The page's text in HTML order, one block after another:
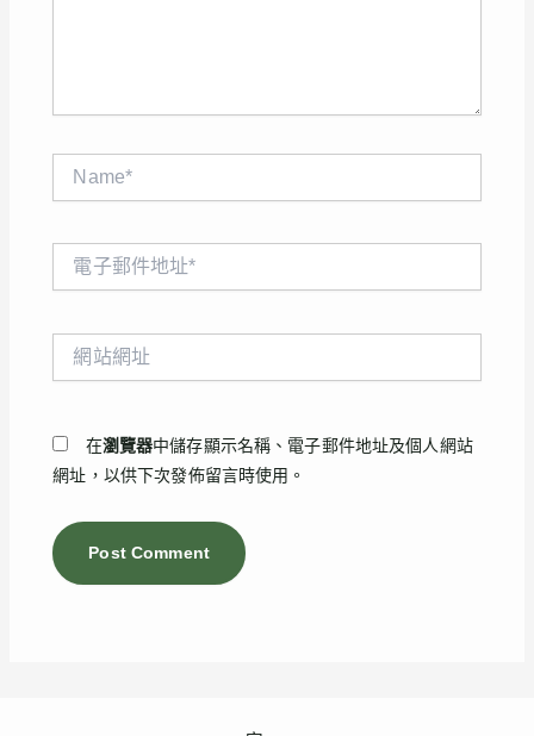
在瀏覽器中儲存顯示名稱、電子郵件地址及個人網站
網址，以供下次發佈留言時使用。